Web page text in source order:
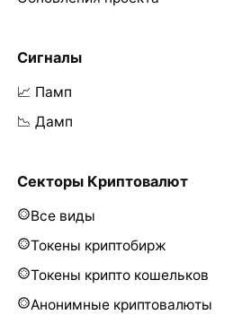
Сигналы
📈 Памп
📉 Дамп
Секторы Криптовалют
Все виды
Токены криптобирж
Токены крипто кошельков
Анонимные криптовалюты